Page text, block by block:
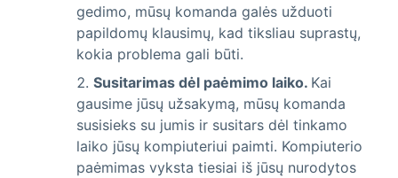
gedimo, mūsų komanda galės užduoti
papildomų klausimų, kad tiksliau suprastų,
kokia problema gali būti.
Susitarimas dėl paėmimo laiko. Kai
gausime jūsų užsakymą, mūsų komanda
susisieks su jumis ir susitars dėl tinkamo
laiko jūsų kompiuteriui paimti. Kompiuterio
paėmimas vyksta tiesiai iš jūsų nurodytos